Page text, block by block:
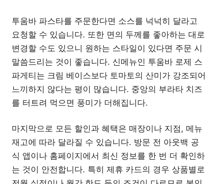
투움바 파스타를 주문한다면 소스를 넉넉히 달라고
요청할 수 있습니다. 또한 면의 두께를 좋아하는 대로
변경할 수도 있으니 원하는 스타일이 있다면 주문 시
말씀드리는 것이 좋습니다. 신메뉴인 투움바 로제 스
파게티는 크림 베이스보다 토마토의 산미가 강조되어
느끼하지 않다는 평이 많습니다. 중앙의 부라타 치즈
를 터트려 먹으면 풍미가 더해집니다.
마지막으로 모든 할인과 혜택은 매장이나 지점, 메뉴
재고에 따라 달라질 수 있습니다. 방문 전 아웃백 공
식 앱이나 홈페이지에서 최신 정보를 한 번 더 확인하
는 것이 안전합니다. 특히 제휴 카드의 경우 상품별로